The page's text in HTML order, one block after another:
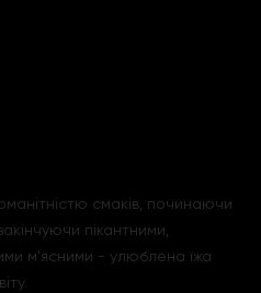
смаків, починаючи
пікантними,
м'ясними - улюблена їжа